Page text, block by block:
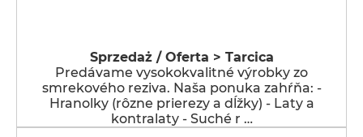
Sprzedaż / Oferta > Tarcica
Predávame vysokokvalitné výrobky zo
smrekového reziva. Naša ponuka zahŕňa: -
Hranolky (rôzne prierezy a dĺžky) - Laty a
kontralaty - Suché r …